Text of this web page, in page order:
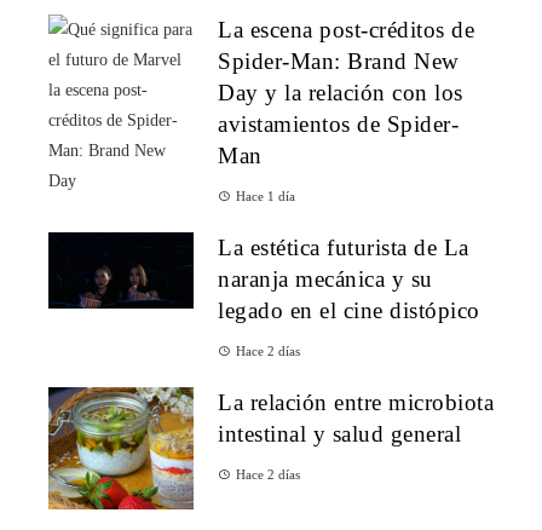
La escena post-créditos de
Spider-Man: Brand New
Day y la relación con los
avistamientos de Spider-
Man
Hace 1 día
La estética futurista de La
naranja mecánica y su
legado en el cine distópico
Hace 2 días
La relación entre microbiota
intestinal y salud general
Hace 2 días